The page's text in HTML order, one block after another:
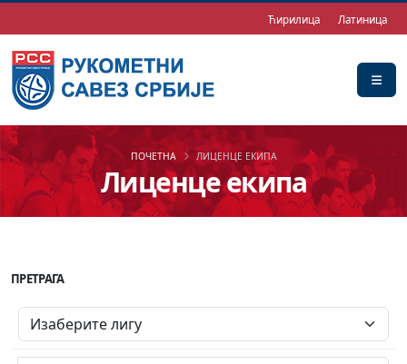
Ћирилица Латиница
Лиценце екипа
ПОЧЕТНА ЛИЦЕНЦЕ ЕКИПА
ПРЕТРАГА